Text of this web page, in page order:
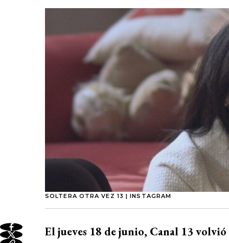
SOLTERA OTRA VEZ 13 | INSTAGRAM
El jueves 18 de junio, Canal 13